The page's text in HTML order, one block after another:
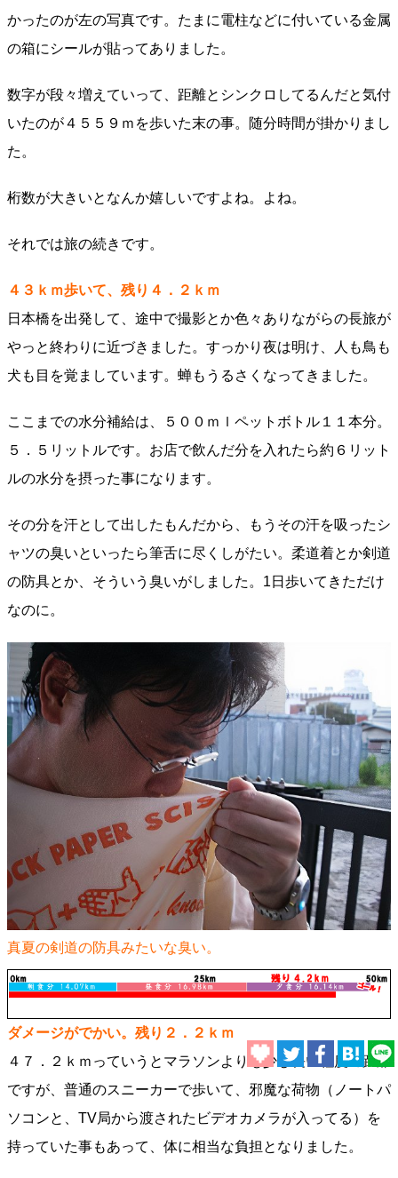
かったのが左の写真です。たまに電柱などに付いている金属
の箱にシールが貼ってありました。
数字が段々増えていって、距離とシンクロしてるんだと気付
いたのが４５５９ｍを歩いた末の事。随分時間が掛かりまし
た。
桁数が大きいとなんか嬉しいですよね。よね。
それでは旅の続きです。
４３ｋｍ歩いて、残り４．２ｋｍ
日本橋を出発して、途中で撮影とか色々ありながらの長旅が
やっと終わりに近づきました。すっかり夜は明け、人も鳥も
犬も目を覚ましています。蝉もうるさくなってきました。
ここまでの水分補給は、５００ｍｌペットボトル１１本分。
５．５リットルです。お店で飲んだ分を入れたら約６リット
ルの水分を摂った事になります。
その分を汗として出したもんだから、もうその汗を吸ったシ
ャツの臭いといったら筆舌に尽くしがたい。柔道着とか剣道
の防具とか、そういう臭いがしました。1日歩いてきただけ
なのに。
真夏の剣道の防具みたいな臭い。
ダメージがでかい。残り２．２ｋｍ
４７．２ｋｍっていうとマラソンよりも少し長い程度の距離
ですが、普通のスニーカーで歩いて、邪魔な荷物（ノートパ
ソコンと、TV局から渡されたビデオカメラが入ってる）を
持っていた事もあって、体に相当な負担となりました。